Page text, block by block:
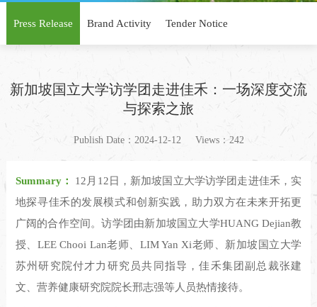
Press Release Brand Activity Tender Notice
新加坡国立大学访学团走进佳禾：一场深度交流
与探索之旅
Publish Date：2024-12-12 Views：242
Summary：
12月12日，新加坡国立大学访学团走进佳禾，实
地探寻佳禾的发展模式和创新实践，助力双方在未来开拓更
广阔的合作空间。访学团由新加坡国立大学HUANG Dejian教
授、LEE Chooi Lan老师、LIM Yan Xi老师、新加坡国立大学
苏州研究院付才力研究员共同指导，佳禾集团副总裁张建
文、营养健康研究院院长邢志强等人员热情接待。